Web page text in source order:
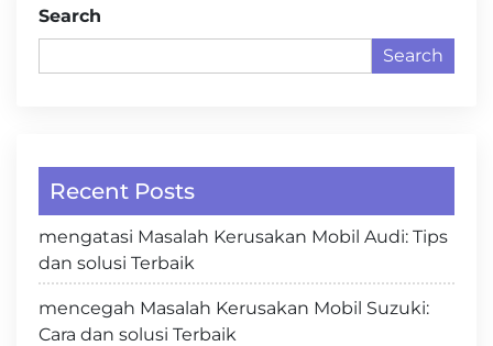
Search
Search
Recent Posts
mengatasi Masalah Kerusakan Mobil Audi: Tips
dan solusi Terbaik
mencegah Masalah Kerusakan Mobil Suzuki:
Cara dan solusi Terbaik